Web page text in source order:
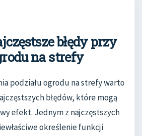
błędy przy
na strefy
podziału ogrodu na strefy warto
błędów, które mogą
efekt. Jednym z najczęstszych
określenie funkcji